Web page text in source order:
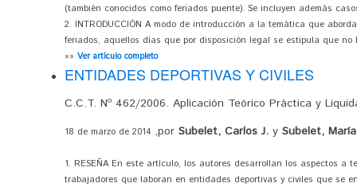
(también conocidos como feriados puente). Se incluyen además
2. INTRODUCCIÓN A modo de introducción a la temática que
feriados, aquellos días que por disposición legal se estipula que
»» Ver artículo completo
ENTIDADES DEPORTIVAS Y CIVILES
C.C.T. Nº 462/2006. Aplicación Teórico Práctica y
18 de marzo de 2014 ,por Subelet, Carlos J. y Subelet,
1. RESEÑA En este artículo, los autores desarrollan los aspectos
trabajadores que laboran en entidades deportivas y civiles que se